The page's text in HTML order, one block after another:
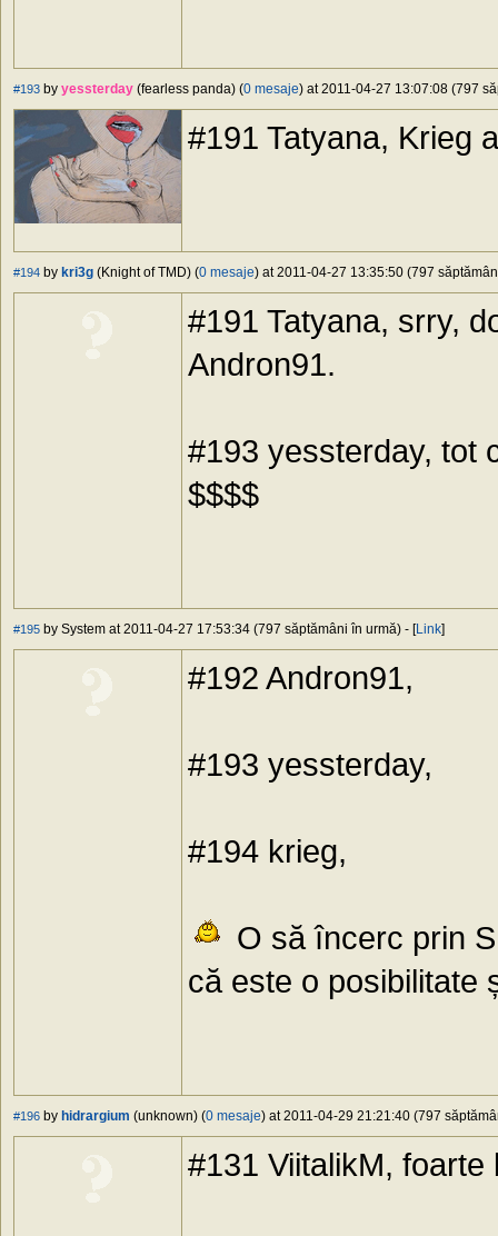
#193 by yessterday (fearless panda) (0 mesaje) at 2011-04-27 13:07:08 (797
#191 Tatyana, Krieg
#194 by kri3g (Knight of TMD) (0 mesaje) at 2011-04-27 13:35:50 (797
#191 Tatyana, srry,
Andron91.
#193 yessterday, tot
$$$$
#195 by System at 2011-04-27 17:53:34 (797 săptămâni în urmă) - [Link]
#192 Andron91,
#193 yessterday,
#194 krieg,
O să încerc prin
că este o posibilitate
#196 by hidrargium (unknown) (0 mesaje) at 2011-04-29 21:21:40 (797
#131 ViitalikM,